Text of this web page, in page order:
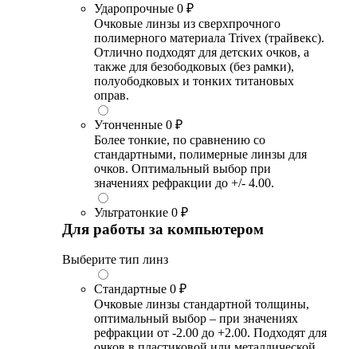
Ударопрочные 0 ₽
Очковые линзы из сверхпрочного
полимерного материала Trivex (трайвекс).
Отлично подходят для детских очков, а
также для безободковых (без рамки),
полуободковых и тонких титановых
оправ.
Утонченные 0 ₽
Более тонкие, по сравнению со
стандартными, полимерные линзы для
очков. Оптимальный выбор при
значениях рефракции до +/- 4.00.
Ультратонкие 0 ₽
Для работы за компьютером
Выберите тип линз
Стандартные 0 ₽
Очковые линзы стандартной толщины,
оптимальный выбор – при значениях
рефракции от -2.00 до +2.00. Подходят для